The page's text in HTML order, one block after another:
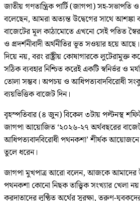
জাতীয় গণতান্ত্রিক পার্টি (জাগপা) সহ-সভাপতি
বলেছেন, আমরা অত্যন্ত উদ্বেগের সাথে আশঙ্কা
বাজেটের মূল কাঠামোতে এখনো সেই পতিত
ও প্রদর্শনীবাদী অর্থনীতির ভূত সওয়ার হয়ে
দিয়ে নয়, বরং রাষ্ট্রীয় কোষাগারকে লুটেরামুক্ত
সঠিক ব্যবহার নিশ্চিত করেই একটি স্বনির্ভর ও
তোলা সম্ভব। অপচয় ও আধিপত্যবাদবিরোধী
ব্যয়ভিত্তিক বাজেট দিন।
বৃহস্পতিবার (৪ জুন) বিকেল ৩টায় পল্টনস্থ
জাগপা আয়োজিত ‘২০২৬-২৭ অর্থবছরের
আধিপত্যবাদবিরোধী পথনকশা’ শীর্ষক আয়োজনে
তুলে ধরেন।
জাগপা মুখপাত্র আরো বলেন, আজকে আমাদের
পথনকশা কোনো নিছক তাত্ত্বিক সংখ্যার খেলা
করদাতাদের লুণ্ঠিত অর্থের সুরক্ষা, তরুণ-যুবকদের